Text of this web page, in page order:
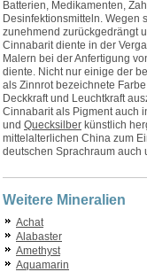
Batterien, Medikamenten,
Desinfektionsmitteln. Wegen
zunehmend zurückgedrängt
Cinnabarit diente in der
Malern bei der Anfertigung
diente. Nicht nur einige der
als Zinnrot bezeichnete
Deckkraft und Leuchtkraft
Cinnabarit als Pigment auch
und Quecksilber künstlich
mittelalterlichen China zum
deutschen Sprachraum auch
Weitere Mineralien
Achat
Alabaster
Amethyst
Aquamarin